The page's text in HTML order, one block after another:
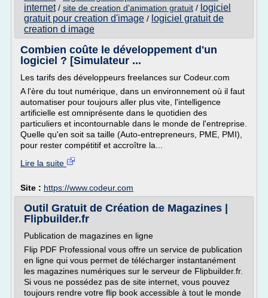
internet/ site de creation d'animation gratuit / logiciel
gratuit pour creation d'image / logiciel gratuit de
creation d image
Combien coûte le développement d'un
logiciel ? [Simulateur ...
Les tarifs des développeurs freelances sur Codeur.com
A l'ère du tout numérique, dans un environnement où il faut
automatiser pour toujours aller plus vite, l'intelligence
artificielle est omniprésente dans le quotidien des
particuliers et incontournable dans le monde de l'entreprise.
Quelle qu'en soit sa taille (Auto-entrepreneurs, PME, PMI),
pour rester compétitif et accroître la...
Lire la suite
Site : https://www.codeur.com
Outil Gratuit de Création de Magazines |
Flipbuilder.fr
Publication de magazines en ligne
Flip PDF Professional vous offre un service de publication
en ligne qui vous permet de télécharger instantanément
les magazines numériques sur le serveur de Flipbuilder.fr.
Si vous ne possédez pas de site internet, vous pouvez
toujours rendre votre flip book accessible à tout le monde